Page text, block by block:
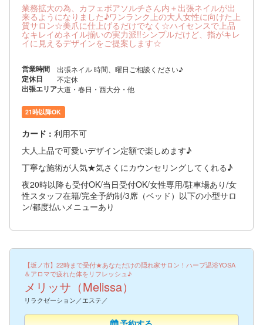
業務拡大の為、カフェボアソルチさん内＋出張ネイルが出
来るようになりました♪ワンランク上の大人女性に向けた上
質サロン☆美爪に仕上げるだけでなく☆ハイセンスで上品
なキレイめネイル揃いの実力派!!シンプルだけど、指がキレ
イに見えるデザインをご提案します☆
営業時間 出張ネイル 時間、曜日ご相談ください♪
定休日 不定休
出張エリア大道・春日・西大分・他
21時以降OK
カード : 利用不可
大人上品で可愛いデザイン定額で楽しめます♪
丁寧な施術が人気★気さくにカウンセリングしてくれる♪
夜20時以降も受付OK/当日受付OK/女性専用/駐車場あり/女
性スタッフ在籍/完全予約制/3席（ベッド）以下の小型サロ
ン/都度払いメニューあり
【坂ノ市】22時まで受付★あなただけの隠れ家サロン！ハーブ温浴YOSA
＆アロマで疲れた体をリフレッシュ♪
メリッサ（Melissa）
リラクゼーション／エステ／